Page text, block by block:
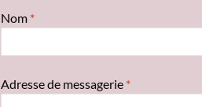
Nom *
Adresse de messagerie *